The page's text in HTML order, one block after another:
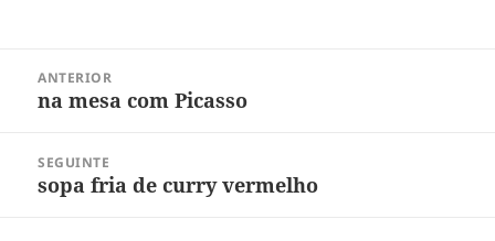
ANTERIOR
Post
na mesa com Picasso
SEGUINTE
Próximo
sopa fria de curry vermelho